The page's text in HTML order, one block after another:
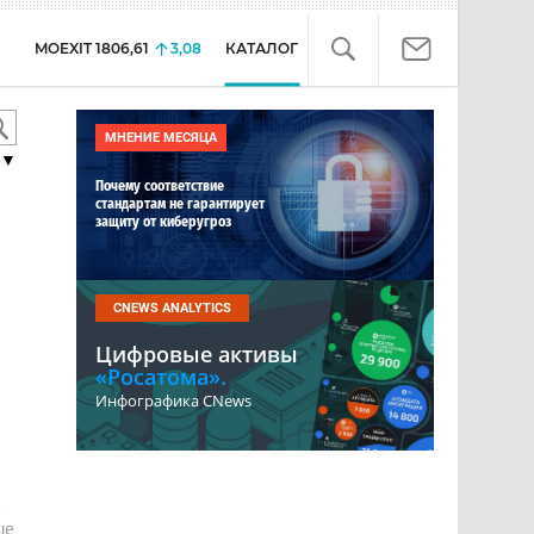
MOEXIT 1806,61 3,08 КАТАЛОГ
МНЕНИЕ МЕСЯЦА
Почему соответствие
стандартам не гарантирует
защиту от киберугроз
CNEWS ANALYTICS
Цифровые активы
«Росатома».
Инфографика CNews